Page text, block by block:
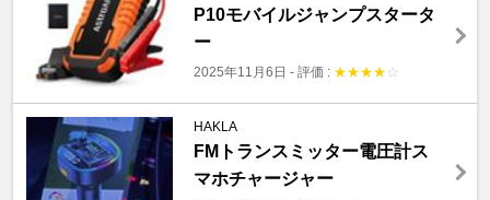
P10モバイルジャンプスタータ
ー
2025年11月6日 - 評価 : ★★★★ ☆
HAKLA
FMトランスミッター電圧計ス
マホチャージャー